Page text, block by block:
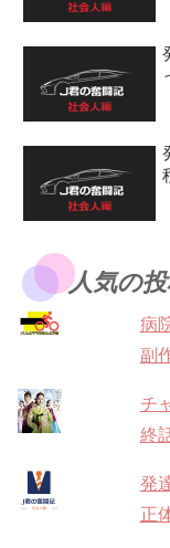
人気の
病
副
チ
終
発
正